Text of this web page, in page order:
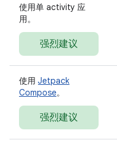
使用单 activity 应
用。
强烈建议
使用 Jetpack
Compose。
强烈建议